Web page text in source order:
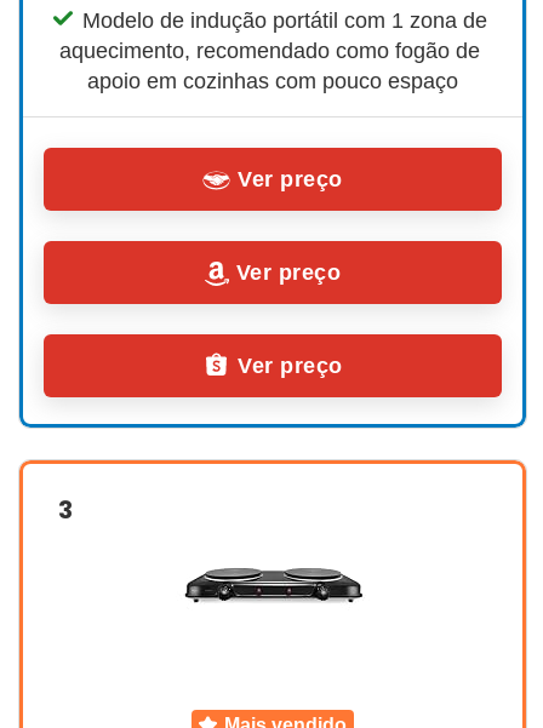
Modelo de indução portátil com 1 zona de
aquecimento, recomendado como fogão de
apoio em cozinhas com pouco espaço
Ver preço
Ver preço
Ver preço
3